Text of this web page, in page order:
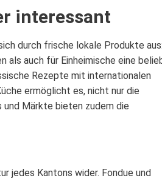
interessant
durch frische lokale Produkte aus:
als auch für Einheimische eine
Rezepte mit internationalen
ermöglicht es, nicht nur die
und Märkte bieten zudem die
jedes Kantons wider. Fondue und